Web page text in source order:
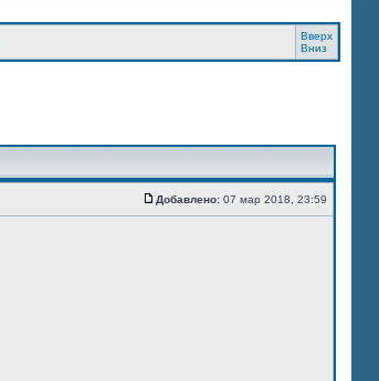
Вверх
Вниз
Добавлено: 07 мар 2018, 23:59